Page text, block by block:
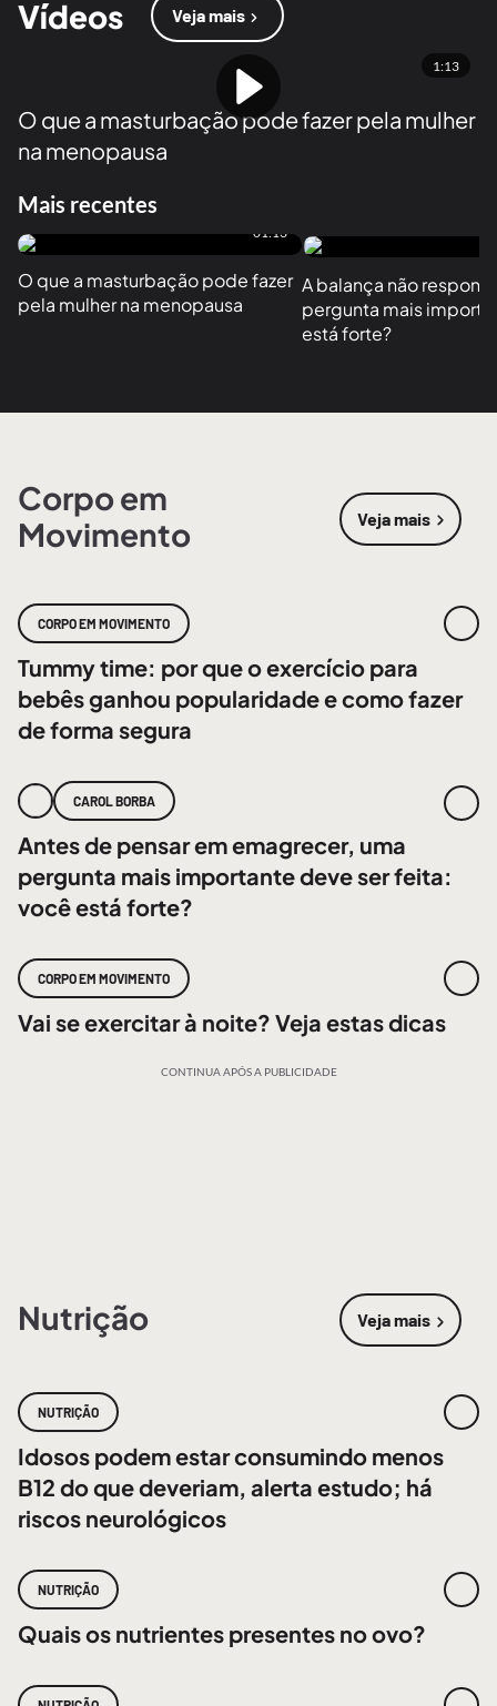
Vídeos Veja mais
1:13
O que a masturbação pode fazer pela mulher
na menopausa
Mais recentes
01:13
O que a masturbação pode fazer
pela mulher na menopausa
A balança não
pergunta mais
está forte?
Corpo em
Movimento
Veja mais
sobre
CORPO EM MOVIMENTO
Tummy time: por que o exercício para
bebês ganhou popularidade e como fazer
de forma segura
CAROL BORBA
Antes de pensar em emagrecer, uma
pergunta mais importante deve ser feita:
você está forte?
CORPO EM MOVIMENTO
Vai se exercitar à noite? Veja estas dicas
CONTINUA APÓS A PUBLICIDADE
Nutrição Veja mais
sobre
NUTRIÇÃO
Idosos podem estar consumindo menos
B12 do que deveriam, alerta estudo; há
riscos neurológicos
NUTRIÇÃO
Quais os nutrientes presentes no ovo?